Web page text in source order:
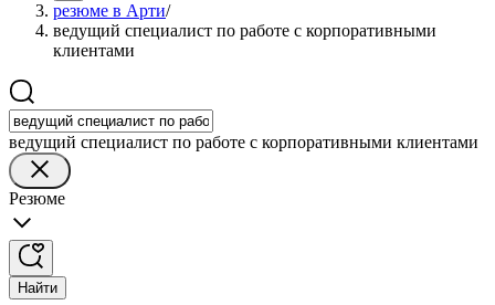
резюме в Арти/
ведущий специалист по работе с корпоративными
клиентами
ведущий специалист по работе с корпоративными клиентами
Резюме
Найти